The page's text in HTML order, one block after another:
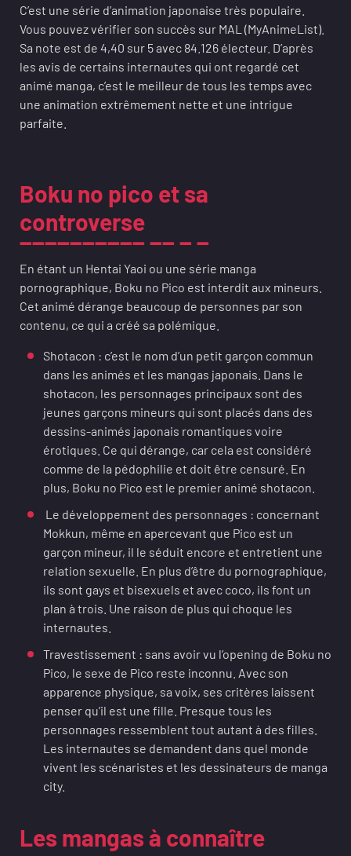
C’est une série d’animation japonaise très populaire.
Vous pouvez vérifier son succès sur MAL (MyAnimeList).
Sa note est de 4,40 sur 5 avec 84.126 électeur. D’après
les avis de certains internautes qui ont regardé cet
animé manga, c’est le meilleur de tous les temps avec
une animation extrêmement nette et une intrigue
parfaite.
Boku no pico et sa
controverse
En étant un Hentai Yaoi ou une série manga
pornographique, Boku no Pico est interdit aux mineurs.
Cet animé dérange beaucoup de personnes par son
contenu, ce qui a créé sa polémique.
Shotacon : c’est le nom d’un petit garçon commun
dans les animés et les mangas japonais. Dans le
shotacon, les personnages principaux sont des
jeunes garçons mineurs qui sont placés dans des
dessins-animés japonais romantiques voire
érotiques. Ce qui dérange, car cela est considéré
comme de la pédophilie et doit être censuré. En
plus, Boku no Pico est le premier animé shotacon.
Le développement des personnages : concernant
Mokkun, même en apercevant que Pico est un
garçon mineur, il le séduit encore et entretient une
relation sexuelle. En plus d’être du pornographique,
ils sont gays et bisexuels et avec coco, ils font un
plan à trois. Une raison de plus qui choque les
internautes.
Travestissement : sans avoir vu l’opening de Boku no
Pico, le sexe de Pico reste inconnu. Avec son
apparence physique, sa voix, ses critères laissent
penser qu’il est une fille. Presque tous les
personnages ressemblent tout autant à des filles.
Les internautes se demandent dans quel monde
vivent les scénaristes et les dessinateurs de manga
city.
Les mangas à connaître